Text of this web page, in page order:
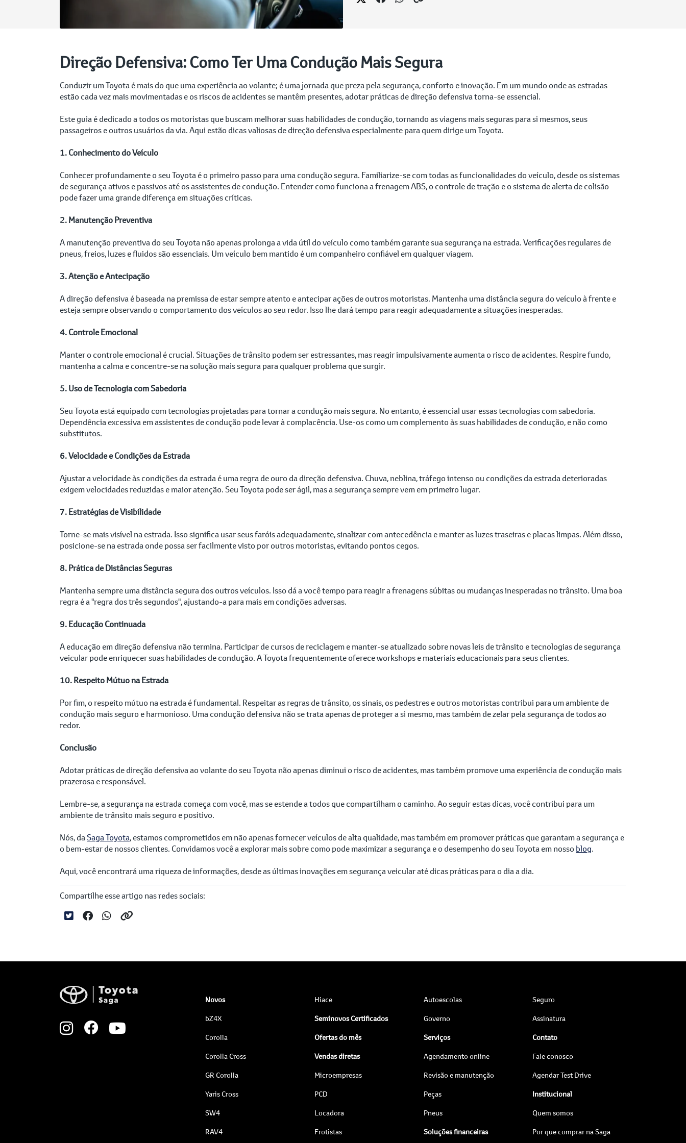
Direção Defensiva: Como Ter Uma Condução Mais Segura
Conduzir um Toyota é mais do que uma experiência ao volante; é uma jornada que preza pela segurança, conforto e inovação. Em um mundo onde as estradas
estão cada vez mais movimentadas e os riscos de acidentes se mantêm presentes, adotar práticas de direção defensiva torna-se essencial.
Este guia é dedicado a todos os motoristas que buscam melhorar suas habilidades de condução, tornando as viagens mais seguras para si mesmos, seus
passageiros e outros usuários da via. Aqui estão dicas valiosas de direção defensiva especialmente para quem dirige um Toyota.
1. Conhecimento do Veículo
Conhecer profundamente o seu Toyota é o primeiro passo para uma condução segura. Familiarize-se com todas as funcionalidades do veículo, desde os sistemas
de segurança ativos e passivos até os assistentes de condução. Entender como funciona a frenagem ABS, o controle de tração e o sistema de alerta de colisão
pode fazer uma grande diferença em situações críticas.
2. Manutenção Preventiva
A manutenção preventiva do seu Toyota não apenas prolonga a vida útil do veículo como também garante sua segurança na estrada. Verificações regulares de
pneus, freios, luzes e fluidos são essenciais. Um veículo bem mantido é um companheiro confiável em qualquer viagem.
3. Atenção e Antecipação
A direção defensiva é baseada na premissa de estar sempre atento e antecipar ações de outros motoristas. Mantenha uma distância segura do veículo à frente e
esteja sempre observando o comportamento dos veículos ao seu redor. Isso lhe dará tempo para reagir adequadamente a situações inesperadas.
4. Controle Emocional
Manter o controle emocional é crucial. Situações de trânsito podem ser estressantes, mas reagir impulsivamente aumenta o risco de acidentes. Respire fundo,
mantenha a calma e concentre-se na solução mais segura para qualquer problema que surgir.
5. Uso de Tecnologia com Sabedoria
Seu Toyota está equipado com tecnologias projetadas para tornar a condução mais segura. No entanto, é essencial usar essas tecnologias com sabedoria.
Dependência excessiva em assistentes de condução pode levar à complacência. Use-os como um complemento às suas habilidades de condução, e não como
substitutos.
6. Velocidade e Condições da Estrada
Ajustar a velocidade às condições da estrada é uma regra de ouro da direção defensiva. Chuva, neblina, tráfego intenso ou condições da estrada deterioradas
exigem velocidades reduzidas e maior atenção. Seu Toyota pode ser ágil, mas a segurança sempre vem em primeiro lugar.
7. Estratégias de Visibilidade
Torne-se mais visível na estrada. Isso significa usar seus faróis adequadamente, sinalizar com antecedência e manter as luzes traseiras e placas limpas. Além disso,
posicione-se na estrada onde possa ser facilmente visto por outros motoristas, evitando pontos cegos.
8. Prática de Distâncias Seguras
Mantenha sempre uma distância segura dos outros veículos. Isso dá a você tempo para reagir a frenagens súbitas ou mudanças inesperadas no trânsito. Uma boa
regra é a "regra dos três segundos", ajustando-a para mais em condições adversas.
9. Educação Continuada
A educação em direção defensiva não termina. Participar de cursos de reciclagem e manter-se atualizado sobre novas leis de trânsito e tecnologias de segurança
veicular pode enriquecer suas habilidades de condução. A Toyota frequentemente oferece workshops e materiais educacionais para seus clientes.
10. Respeito Mútuo na Estrada
Por fim, o respeito mútuo na estrada é fundamental. Respeitar as regras de trânsito, os sinais, os pedestres e outros motoristas contribui para um ambiente de
condução mais seguro e harmonioso. Uma condução defensiva não se trata apenas de proteger a si mesmo, mas também de zelar pela segurança de todos ao
redor.
Conclusão
Adotar práticas de direção defensiva ao volante do seu Toyota não apenas diminui o risco de acidentes, mas também promove uma experiência de condução mais
prazerosa e responsável.
Lembre-se, a segurança na estrada começa com você, mas se estende a todos que compartilham o caminho. Ao seguir estas dicas, você contribui para um
ambiente de trânsito mais seguro e positivo.
Nós, daSaga Toyota, estamos comprometidos em não apenas fornecer veículos de alta qualidade, mas também em promover práticas que garantam a segurança e
o bem-estar de nossos clientes. Convidamos você a explorar mais sobre como pode maximizar a segurança e o desempenho do seu Toyota em nosso blog.
Aqui, você encontrará uma riqueza de informações, desde as últimas inovações em segurança veicular até dicas práticas para o dia a dia.
Compartilhe esse artigo nas redes sociais:
Novos
bZ4X
Corolla
Corolla Cross
GR Corolla
Yaris Cross
SW4
RAV4
Hiace
Seminovos Certificados
Ofertas do mês
Vendas diretas
Microempresas
PCD
Locadora
Frotistas
Autoescolas
Governo
Serviços
Agendamento online
Revisão e manutenção
Peças
Pneus
Soluções financeiras
Seguro
Assinatura
Contato
Fale conosco
Agendar Test Drive
Institucional
Quem somos
Por que comprar na Saga